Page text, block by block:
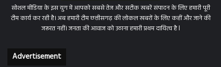
सोशल मीडिया के इस युग में आपको सबसे तेज और सटीक खबरें संपादन के लिए हमारी पूरी
टीम कार्य कर रही है। अब हमारी टीम छत्तीसगढ़ की लोकल खबरों के लिए कहीं और जाने की
जरूरत नहीं। जनता की आवाज को उठाना हमारी प्रथम दायित्व है l
Advertisement